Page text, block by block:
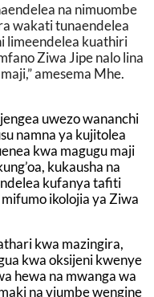
na nimuombe
wakati tunaendelea
limeendelea kuathiri
Ziwa Jipe nalo lina
amesema Mhe.
uwezo wananchi
namna ya kujitolea
kwa magugu maji
kukausha na
kufanya tafiti
ikolojia ya Ziwa
kwa mazingira,
kwa oksijeni kwenye
hewa na mwanga wa
na viumbe wengine